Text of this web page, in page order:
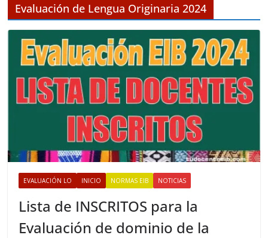
o
Evaluación de Lengua Originaria 2024
EVALUACIÓN LO INICIO NORMAS EIB NOTICIAS
Lista de INSCRITOS para la
Evaluación de dominio de la